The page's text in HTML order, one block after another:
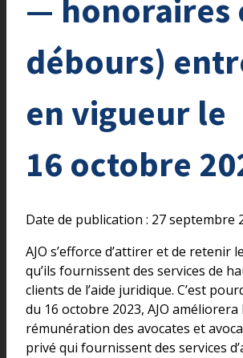
— honoraires
débours)
en vigueur le
16 octobre
Date de publication : 27 septembre
AJO s’efforce d’attirer et de retenir
qu’ils fournissent des services de
clients de l’aide juridique. C’est
du 16 octobre 2023, AJO
rémunération des avocates et
privé qui fournissent des services